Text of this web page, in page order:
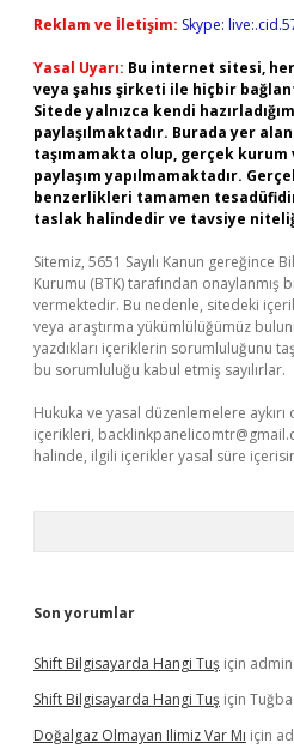
Reklam ve İletişim: Skype:
Yasal Uyarı: Bu internet sitesi,
veya şahıs şirketi ile hiçbir
Sitede yalnızca kendi
paylaşılmaktadır. Burada yer
taşımamakta olup, gerçek kurum
paylaşım yapılmamaktadır.
benzerlikleri tamamen
taslak halindedir ve tavsiye
Sitemiz, 5651 Sayılı Kanun gereğince
Kurumu (BTK) tarafından onaylanmış
vermektedir. Bu nedenle, sitedeki
veya araştırma yükümlülüğümüz
yazdıkları içeriklerin sorumluluğunu
bu sorumluluğu kabul etmiş sayılırlar.
Hukuka ve yasal düzenlemelere
içerikleri,
halinde, ilgili içerikler yasal süre
Son yorumlar
Shift Bilgisayarda Hangi Tuş için admin
Shift Bilgisayarda Hangi Tuş için Tuğba
Doğalgaz Olmayan Ilimiz Var Mı için